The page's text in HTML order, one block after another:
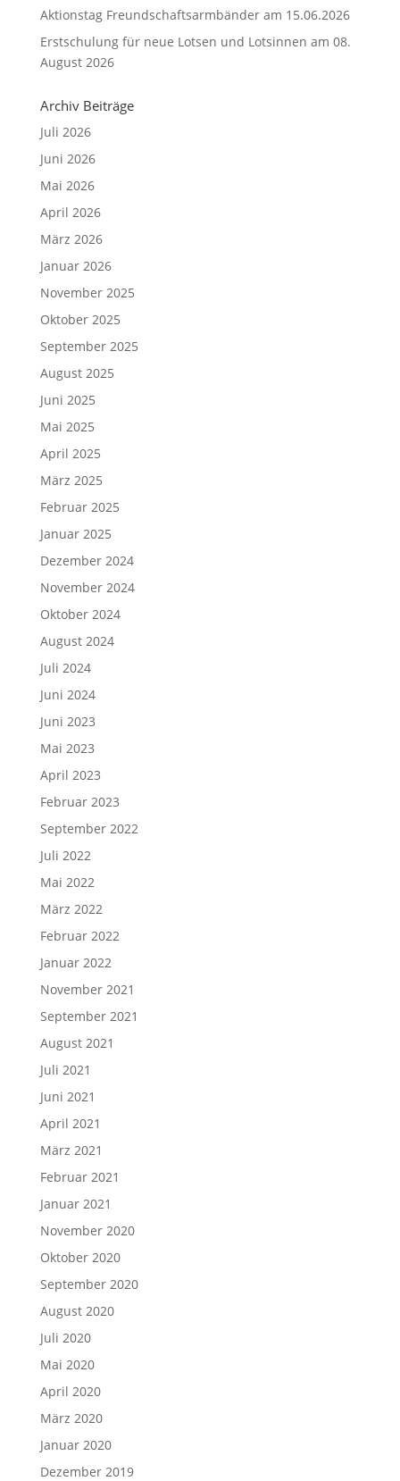
Aktionstag Freundschaftsarmbänder am 15.06.2026
Erstschulung für neue Lotsen und Lotsinnen am 08.
August 2026
Archiv Beiträge
Juli 2026
Juni 2026
Mai 2026
April 2026
März 2026
Januar 2026
November 2025
Oktober 2025
September 2025
August 2025
Juni 2025
Mai 2025
April 2025
März 2025
Februar 2025
Januar 2025
Dezember 2024
November 2024
Oktober 2024
August 2024
Juli 2024
Juni 2024
Juni 2023
Mai 2023
April 2023
Februar 2023
September 2022
Juli 2022
Mai 2022
März 2022
Februar 2022
Januar 2022
November 2021
September 2021
August 2021
Juli 2021
Juni 2021
April 2021
März 2021
Februar 2021
Januar 2021
November 2020
Oktober 2020
September 2020
August 2020
Juli 2020
Mai 2020
April 2020
März 2020
Januar 2020
Dezember 2019